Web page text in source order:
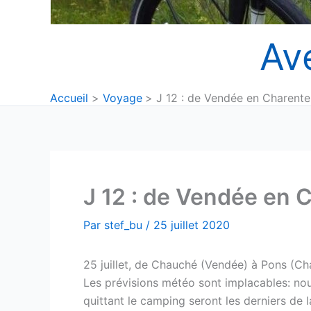
Accueil Voyage J 12 : de Vendée en
J 12 : de Vendée en
Par stef_bu / 25 juillet 2020
25 juillet, de Chauché (Vendée) à Pons
Les prévisions météo sont implacables:
quittant le camping seront les derniers de